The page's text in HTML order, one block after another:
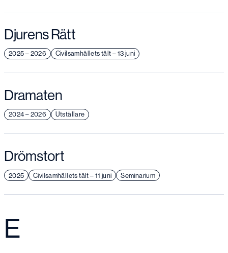
Djurens Rätt
2025 – 2026 Civilsamhällets tält – 13 juni
Dramaten
2024 – 2026 Utställare
Drömstort
2025 Seminarium
Civilsamhällets tält – 11 juni
E